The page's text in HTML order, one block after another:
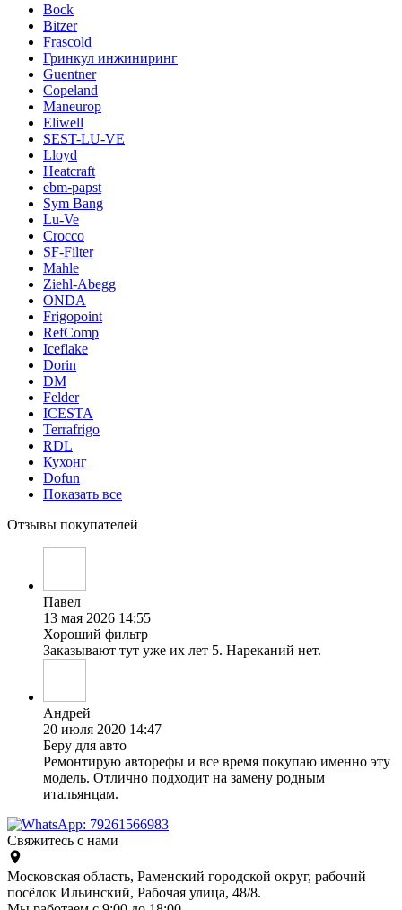
Bock
Bitzer
Frascold
Гринкул инжиниринг
Guentner
Copeland
Maneurop
Eliwell
SEST-LU-VE
Lloyd
Heatcraft
ebm-papst
Sym Bang
Lu-Ve
Crocco
SF-Filter
Mahle
Ziehl-Abegg
ONDA
Frigopoint
RefComp
Iceflake
Dorin
DM
Felder
ICESTA
Terrafrigo
RDL
Кухонг
Dofun
Показать все
Отзывы покупателей
Павел
13 мая 2026 14:55
Хороший фильтр
Заказывают тут уже их лет 5. Нареканий нет.
Андрей
20 июля 2020 14:47
Беру для авто
Ремонтирую авторефы и все время покупаю именно эту
модель. Отлично подходит на замену родным
итальянцам.
Свяжитесь с нами
Московская область, Раменский городской округ, рабочий
посёлок Ильинский, Рабочая улица, 48/8.